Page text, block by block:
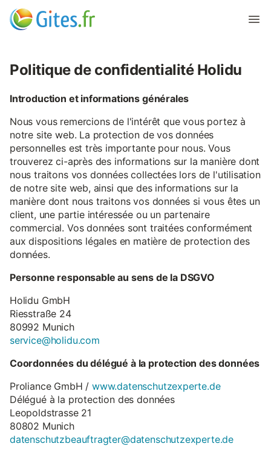
Politique de confidentialité Holidu
Introduction et informations générales
Nous vous remercions de l'intérêt que vous portez à
notre site web. La protection de vos données
personnelles est très importante pour nous. Vous
trouverez ci-après des informations sur la manière dont
nous traitons vos données collectées lors de l'utilisation
de notre site web, ainsi que des informations sur la
manière dont nous traitons vos données si vous êtes un
client, une partie intéressée ou un partenaire
commercial. Vos données sont traitées conformément
aux dispositions légales en matière de protection des
données.
Personne responsable au sens de la DSGVO
Holidu GmbH
Riesstraße 24
80992 Munich
service@holidu.com
Coordonnées du délégué à la protection des données
Proliance GmbH /www.datenschutzexperte.de
Délégué à la protection des données
Leopoldstrasse 21
80802 Munich
datenschutzbeauftragter@datenschutzexperte.de